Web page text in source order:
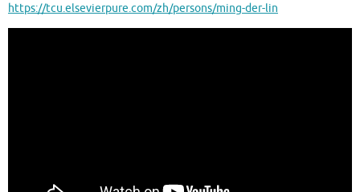
https://tcu.elsevierpure.com/zh/persons/ming-der-lin